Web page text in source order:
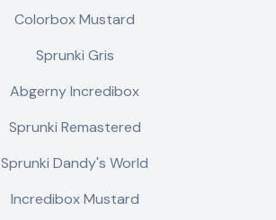
Colorbox Mustard
Sprunki Gris
Abgerny Incredibox
Sprunki Remastered
Sprunki Dandy's World
Incredibox Mustard